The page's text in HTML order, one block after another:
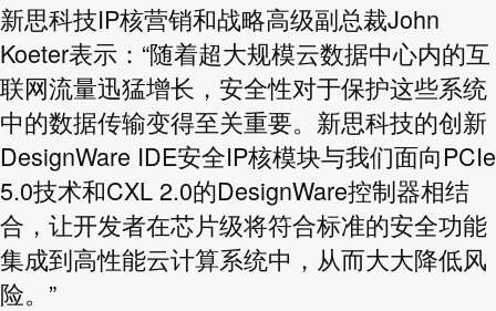
新思科技IP核营销和战略高级副总裁John
Koeter表示：“随着超大规模云数据中心内的互
联网流量迅猛增长，安全性对于保护这些系统
中的数据传输变得至关重要。新思科技的创新
DesignWare IDE安全IP核模块与我们面向PCIe
5.0技术和CXL 2.0的DesignWare控制器相结
合，让开发者在芯片级将符合标准的安全功能
集成到高性能云计算系统中，从而大大降低风
险。”